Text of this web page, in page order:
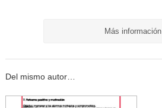
Más información
Del mismo autor…